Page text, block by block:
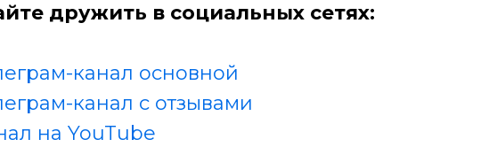
дружить в социальных сетях:
канал основной
канал с отзывами
на YouTube